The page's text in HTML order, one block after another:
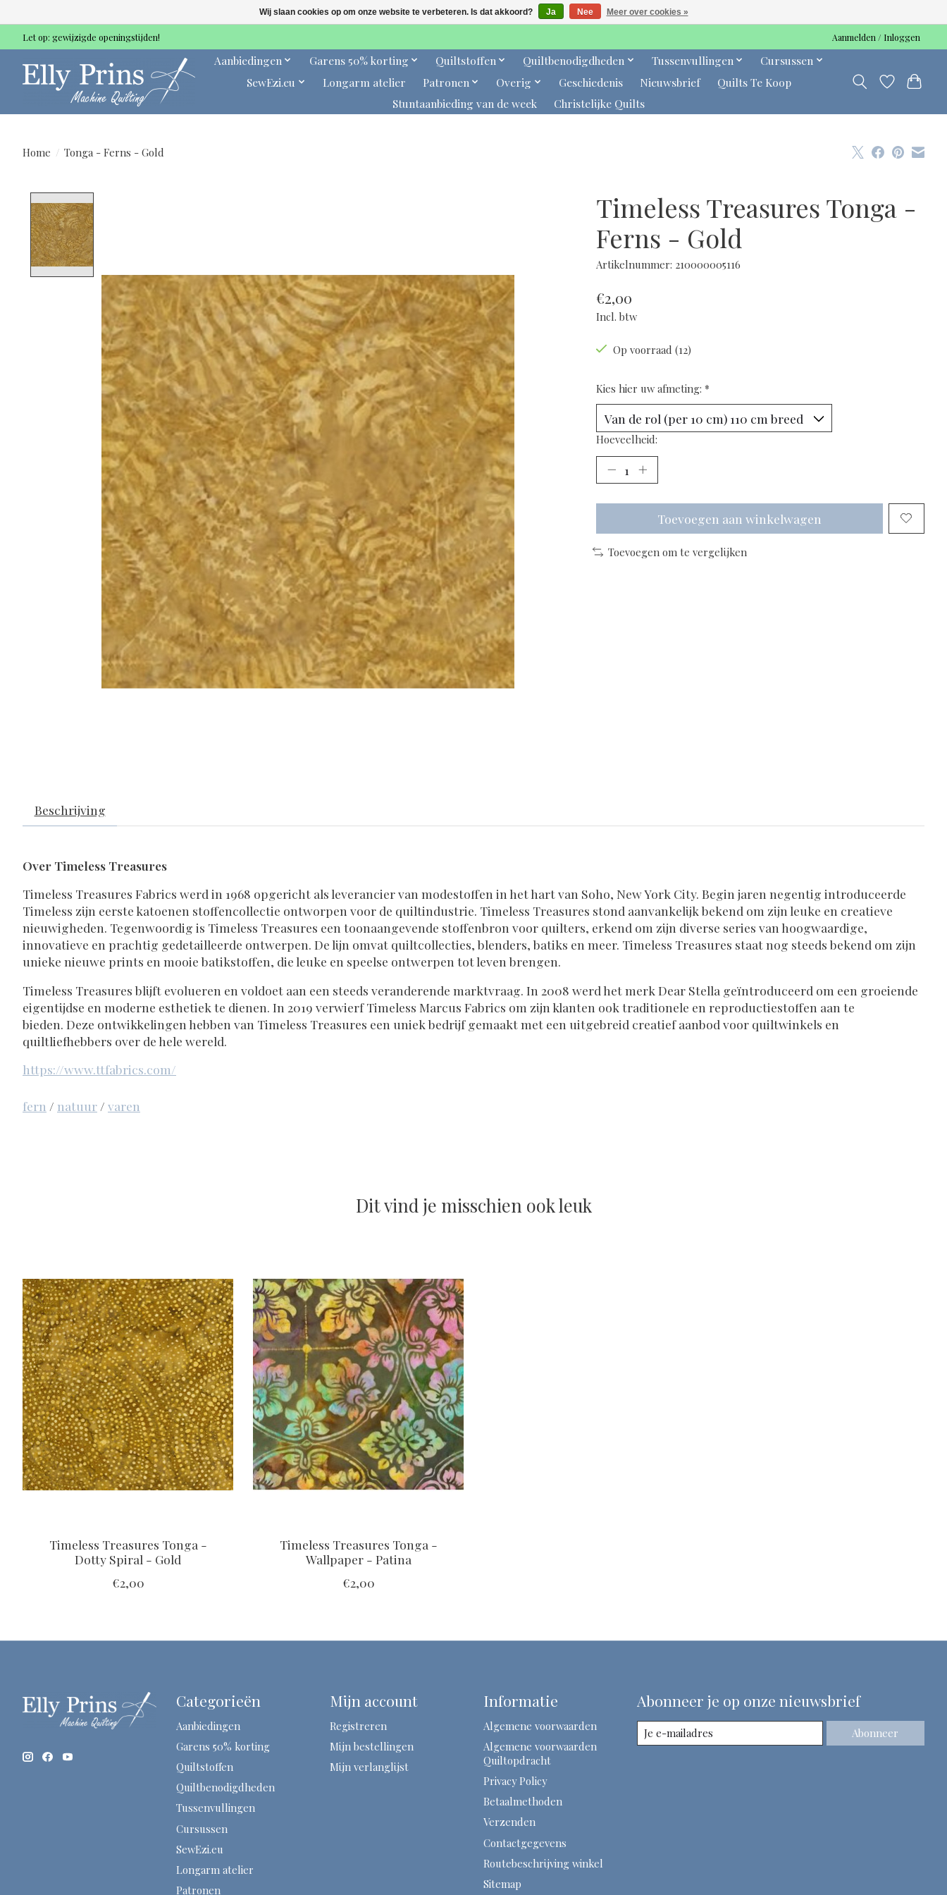
Let op: gewijzigde openingstijden! Aanmelden / Inloggen
Aanbiedingen Garens 50% korting Quiltstoffen Quiltbenodigdheden Tussenvullingen
Cursussen
SewEzi.eu
Longarm atelier Patronen Overig Geschiedenis Nieuwsbrief
Quilts Te Koop
Stuntaanbieding van de week
Christelijke Quilts
Home / Tonga - Ferns - Gold
Timeless Treasures Tonga -
Ferns - Gold
Artikelnummer: 210000005116
€2,00
Incl. btw
Op voorraad (12)
Kies hier uw afmeting: *
Hoeveelheid:
Toevoegen aan winkelwagen
Toevoegen om te vergelijken
Beschrijving
Over Timeless Treasures
Timeless Treasures Fabrics werd in 1968 opgericht als leverancier van modestoffen in het hart van Soho, New York City. Begin jaren negentig introduceerde
Timeless zijn eerste katoenen stoffencollectie ontworpen voor de quiltindustrie. Timeless Treasures stond aanvankelijk bekend om zijn leuke en creatieve
nieuwigheden. Tegenwoordig is Timeless Treasures een toonaangevende stoffenbron voor quilters, erkend om zijn diverse series van hoogwaardige,
innovatieve en prachtig gedetailleerde ontwerpen. De lijn omvat quiltcollecties, blenders, batiks en meer. Timeless Treasures staat nog steeds bekend om zijn
unieke nieuwe prints en mooie batikstoffen, die leuke en speelse ontwerpen tot leven brengen.
Timeless Treasures blijft evolueren en voldoet aan een steeds veranderende marktvraag. In 2008 werd het merk Dear Stella geïntroduceerd om een ​​groeiende
eigentijdse en moderne esthetiek te dienen. In 2019 verwierf Timeless Marcus Fabrics om zijn klanten ook traditionele en reproductiestoffen aan te
bieden. Deze ontwikkelingen hebben van Timeless Treasures een uniek bedrijf gemaakt met een uitgebreid creatief aanbod voor quiltwinkels en
quiltliefhebbers over de hele wereld.
https://www.ttfabrics.com/
fern / natuur / varen
Dit vind je misschien ook leuk
Timeless Treasures Tonga -
Dotty Spiral - Gold
€2,00
Timeless Treasures Tonga -
Wallpaper - Patina
€2,00
Categorieën
Aanbiedingen
Garens 50% korting
Quiltstoffen
Quiltbenodigdheden
Tussenvullingen
Cursussen
SewEzi.eu
Longarm atelier
Patronen
Mijn account
Registreren
Mijn bestellingen
Mijn verlanglijst
Informatie
Algemene voorwaarden
Algemene voorwaarden
Quiltopdracht
Privacy Policy
Betaalmethoden
Verzenden
Contactgegevens
Routebeschrijving winkel
Sitemap
Abonneer je op onze nieuwsbrief
Abonneer
Wij slaan cookies op om onze website te verbeteren. Is dat akkoord? Ja Nee Meer over cookies »